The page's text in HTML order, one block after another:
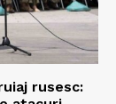
rusesc: